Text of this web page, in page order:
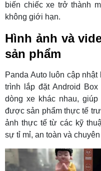
biến chiếc xe trở thành
không giới hạn.
Hình ảnh và
sản phẩm
Panda Auto luôn cập
trình lắp đặt Android
dòng xe khác nhau,
được sản phẩm thực tế
ảnh thực tế từ các kỹ
sự tỉ mỉ, an toàn và